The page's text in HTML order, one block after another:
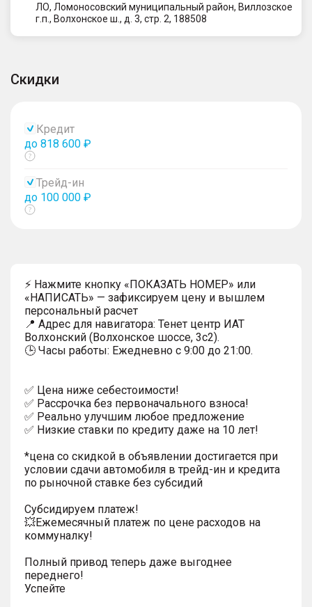
ЛО, Ломоносовский муниципальный район, Виллозское
г.п., Волхонское ш., д. 3, стр. 2, 188508
Скидки
Кредит
до 818 600 ₽
Показать
Трейд-ин
до 100 000 ₽
Показать
⚡ Нажмите кнопку «ПОКАЗАТЬ НОМЕР» или
«НАПИСАТЬ» — зафиксируем цену и вышлем
персональный расчет
📍 Адрес для навигатора: Тенет центр ИАТ
Волхонский (Волхонское шоссе, 3с2).
🕒 Часы работы: Ежедневно с 9:00 до 21:00.
✅ Цена ниже себестоимости!
✅ Рассрочка без первоначального взноса!
✅ Реально улучшим любое предложение
✅ Низкие ставки по кредиту даже на 10 лет!
*цена со скидкой в объявлении достигается при
условии сдачи автомобиля в трейд-ин и кредита
по рыночной ставке без субсидий
Субсидируем платеж!
💥Ежемесячный платеж по цене расходов на
коммуналку!
Полный привод теперь даже выгоднее
переднего!
Успейте